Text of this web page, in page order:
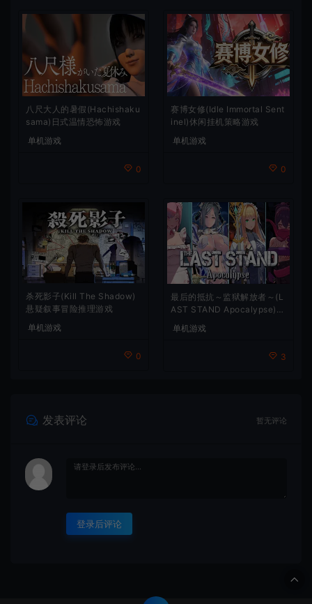
八尺大人的暑假(Hachishaku
sama)日式温情恐怖游戏
单机游戏
0
赛博女修(Idle Immortal Sent
inel)休闲挂机策略游戏
单机游戏
0
杀死影子(Kill The Shadow)
悬疑叙事冒险推理游戏
单机游戏
0
最后的抵抗～监狱解放者～(L
AST STAND Apocalypse)卡
单机游戏
3
发表评论 暂无评论
登录后评论